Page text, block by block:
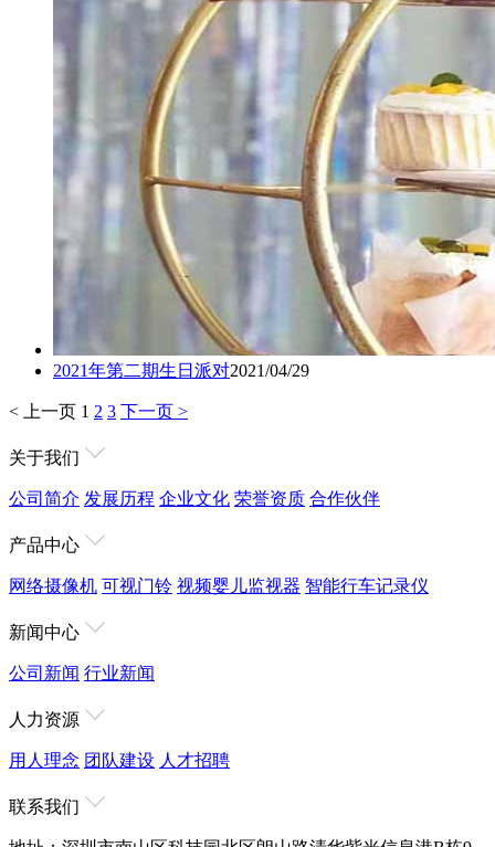
2021年第二期生日派对2021/04/29
< 上一页 1 2 3 下一页 >
关于我们
公司简介 发展历程 企业文化 荣誉资质 合作伙伴
产品中心
网络摄像机 可视门铃 视频婴儿监视器 智能行车记录仪
新闻中心
公司新闻 行业新闻
人力资源
用人理念 团队建设 人才招聘
联系我们